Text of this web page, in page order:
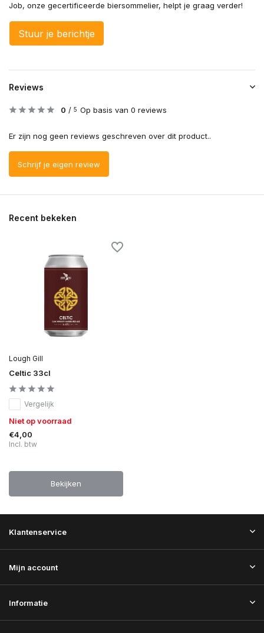
Job, onze gecertificeerde biersommelier, helpt je graag verder!
Stuur je berichtje
Reviews
0 / 5 Op basis van 0 reviews
Er zijn nog geen reviews geschreven over dit product..
Schrijf je eigen review
Recent bekeken
Lough Gill
Celtic 33cl
Vergelijk
Niet op voorraad
€4,00
Incl. btw
Bekijken
Klantenservice
Mijn account
Informatie